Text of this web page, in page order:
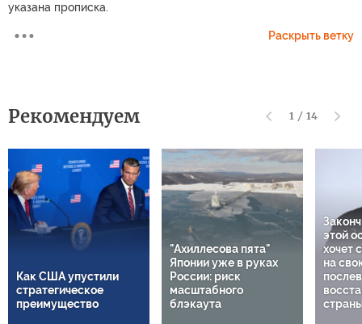
указана прописка.
Раскрыть ветку
Рекомендуем 1 / 14
Как США упустили
стратегическое
преимущество
"Ахиллесова пята"
Японии уже в руках
России: риск
масштабного
блэкаута
этой
хочет
на